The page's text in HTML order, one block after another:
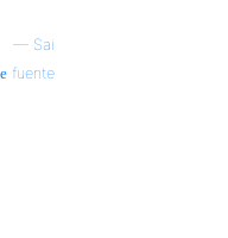
— Sai
fuente